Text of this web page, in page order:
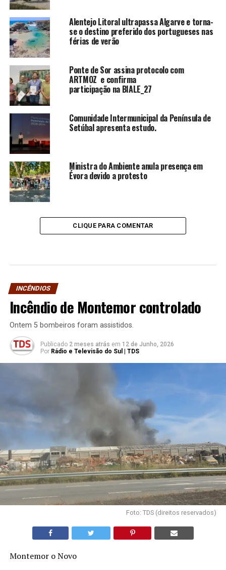
Alentejo Litoral ultrapassa Algarve e torna-
se o destino preferido dos portugueses nas
férias de verão
Ponte de Sor assina protocolo com
ARTMOZ e confirma
participação na BIALE_27
Comunidade Intermunicipal da Península de
Setúbal apresenta estudo.
Ministra do Ambiente anula presença em
Évora devido a protesto
CLIQUE PARA COMENTAR
INCÊNDIOS
Incêndio de Montemor controlado
Ontem 5 bombeiros foram assistidos.
Publicado 2 meses atrás em 12 de Junho, 2026
Por Rádio e Televisão do Sul | TDS
Foto: TDS (direitos reservados)
Montemor o Novo